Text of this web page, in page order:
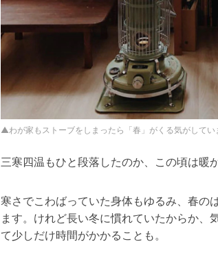
▲わが家もストーブをしまったら「春」がくる気がしてい
三寒四温もひと段落したのか、この頃は暖
寒さでこわばっていた身体もゆるみ、春の
ます。けれど長い冬に慣れていたからか、
て少しだけ時間がかかることも。